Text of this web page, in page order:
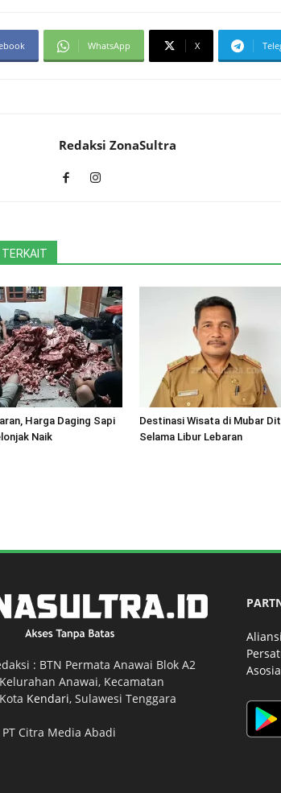
WhatsApp X
Redaksi ZonaSultra
Harga Daging Sapi
Naik
Destinasi Wisata di Mubar
Selama Libur Lebaran
: BTN Permata Anawai Blok A2
Anawai, Kecamatan
Kendari, Sulawesi Tenggara
Citra Media Abadi